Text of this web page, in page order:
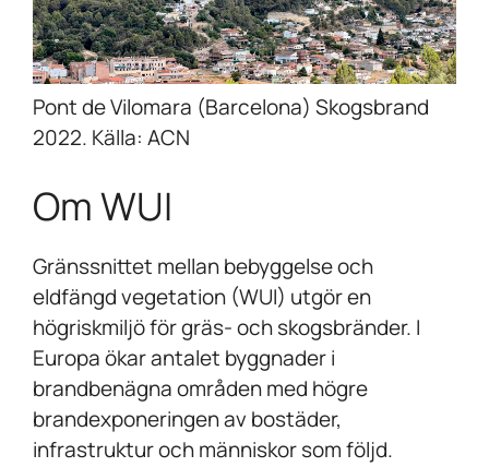
Pont de Vilomara (Barcelona) Skogsbrand
2022. Källa: ACN
Om WUI
Gränssnittet mellan bebyggelse och
eldfängd vegetation (WUI) utgör en
högriskmiljö för gräs- och skogsbränder. I
Europa ökar antalet byggnader i
brandbenägna områden med högre
brandexponeringen av bostäder,
infrastruktur och människor som följd.